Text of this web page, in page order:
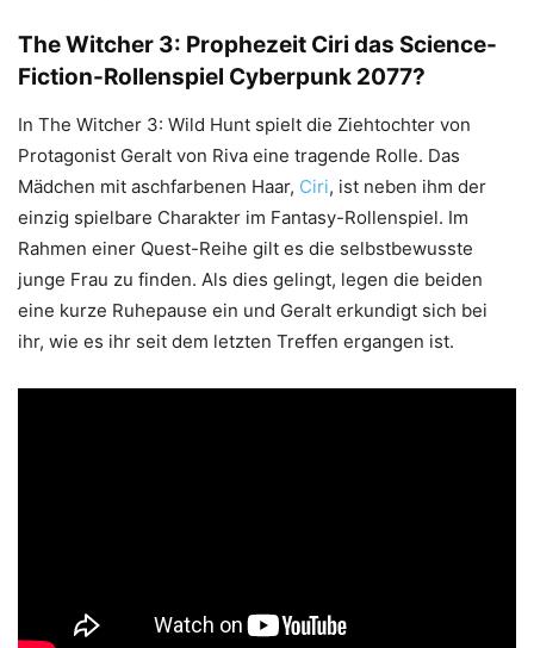
The Witcher 3: Prophezeit Ciri das Science-
Fiction-Rollenspiel Cyberpunk 2077?
In The Witcher 3: Wild Hunt spielt die Ziehtochter von
Protagonist Geralt von Riva eine tragende Rolle. Das
Mädchen mit aschfarbenen Haar, Ciri, ist neben ihm der
einzig spielbare Charakter im Fantasy-Rollenspiel. Im
Rahmen einer Quest-Reihe gilt es die selbstbewusste
junge Frau zu finden. Als dies gelingt, legen die beiden
eine kurze Ruhepause ein und Geralt erkundigt sich bei
ihr, wie es ihr seit dem letzten Treffen ergangen ist.